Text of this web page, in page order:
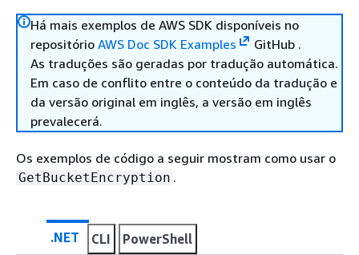
Há mais exemplos de AWS SDK disponíveis no
repositório AWS Doc SDK Examples
GitHub .
As traduções são geradas por tradução automática.
Em caso de conflito entre o conteúdo da tradução e
da versão original em inglês, a versão em inglês
prevalecerá.
Os exemplos de código a seguir mostram como usar o
GetBucketEncryption .
.NET CLI PowerShell